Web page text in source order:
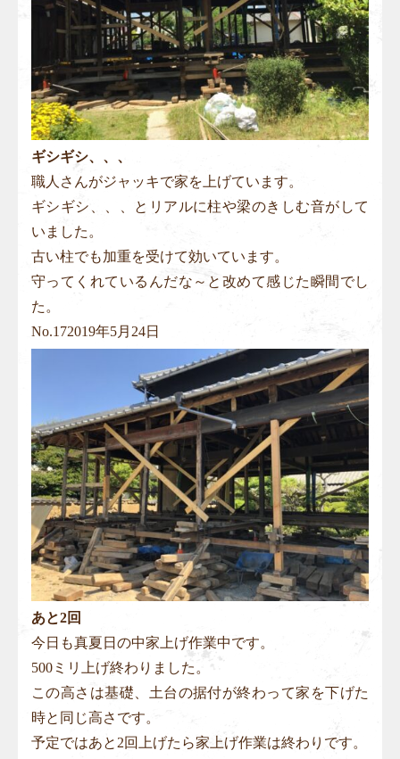
ギシギシ、、、
職人さんがジャッキで家を上げています。
ギシギシ、、、とリアルに柱や梁のきしむ音がして
いました。
古い柱でも加重を受けて効いています。
守ってくれているんだな～と改めて感じた瞬間でし
た。
No.172019年5月24日
あと2回
今日も真夏日の中家上げ作業中です。
500ミリ上げ終わりました。
この高さは基礎、土台の据付が終わって家を下げた
時と同じ高さです。
予定ではあと2回上げたら家上げ作業は終わりです。